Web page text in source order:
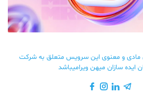
مادی و معنوی این سرویس متعلق به شرکت
ایده سازان میهن ویرامیباشد